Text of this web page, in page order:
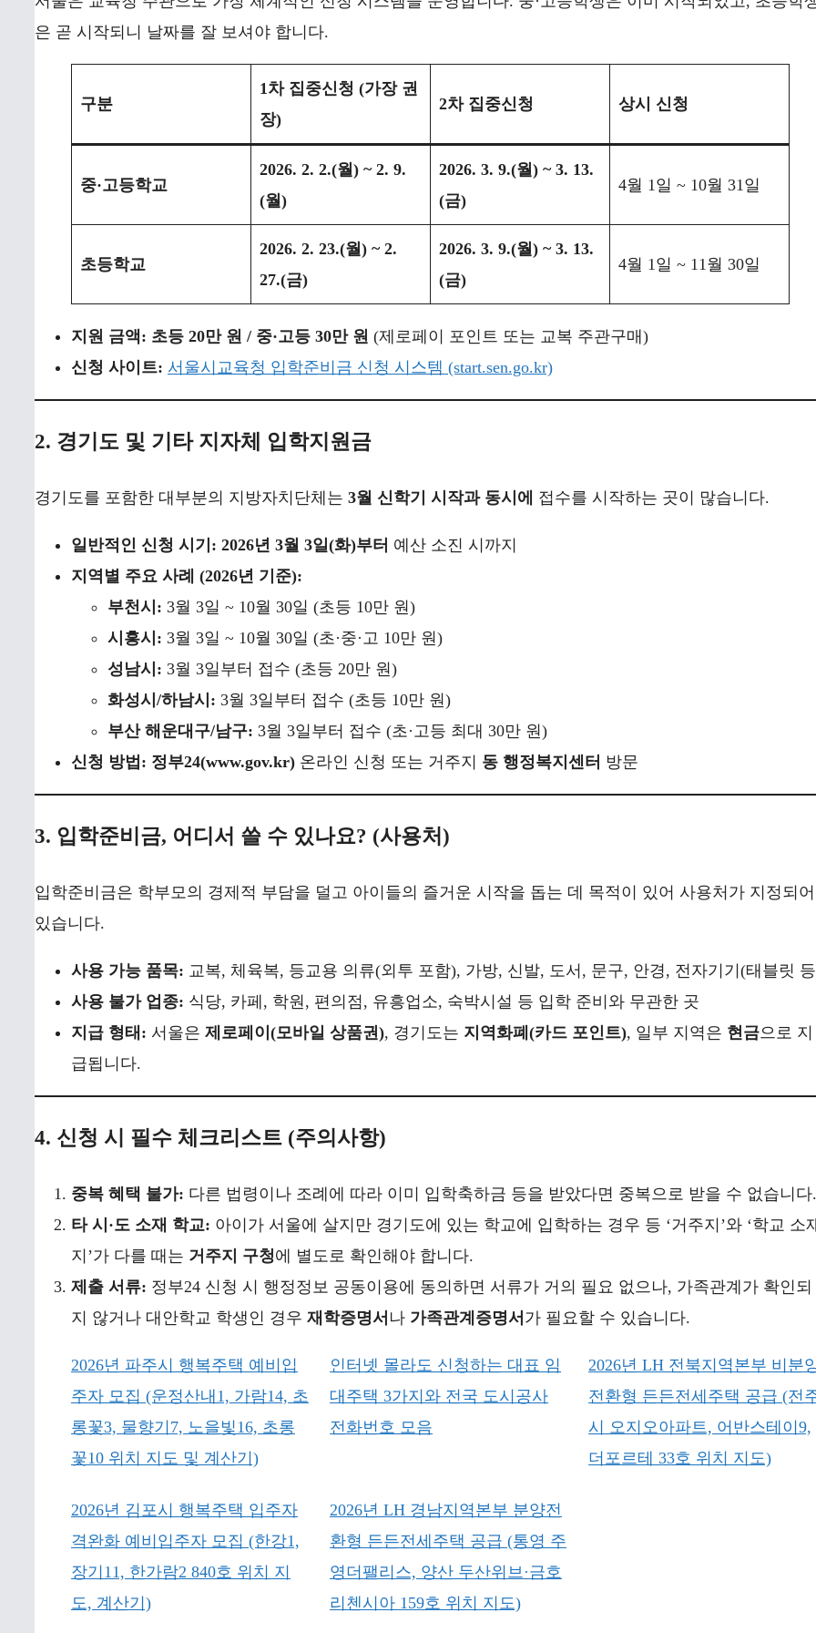
은 곧 시작되니 날짜를 잘 보셔야 합니다.
구분
1차 집중신청 (가장 권
장)
2차 집중신청 상시 신청
중·고등학교
2026. 2. 2.(월) ~ 2. 9.
(월)
2026. 3. 9.(월) ~ 3. 13.
(금)
4월 1일 ~ 10월 31일
초등학교
2026. 2. 23.(월) ~ 2.
27.(금)
2026. 3. 9.(월) ~ 3. 13.
(금)
4월 1일 ~ 11월 30일
지원 금액: 초등 20만 원 / 중·고등 30만 원 (제로페이 포인트 또는 교복 주관구매)
신청 사이트: 서울시교육청 입학준비금 신청 시스템 (start.sen.go.kr)
2. 경기도 및 기타 지자체 입학지원금
경기도를 포함한 대부분의 지방자치단체는 3월 신학기 시작과 동시에 접수를 시작하는 곳이 많습니다.
일반적인 신청 시기: 2026년 3월 3일(화)부터 예산 소진 시까지
지역별 주요 사례 (2026년 기준):
부천시: 3월 3일 ~ 10월 30일 (초등 10만 원)
시흥시: 3월 3일 ~ 10월 30일 (초·중·고 10만 원)
성남시: 3월 3일부터 접수 (초등 20만 원)
화성시/하남시: 3월 3일부터 접수 (초등 10만 원)
부산 해운대구/남구: 3월 3일부터 접수 (초·고등 최대 30만 원)
신청 방법: 정부24(www.gov.kr) 온라인 신청 또는 거주지 동 행정복지센터 방문
3. 입학준비금, 어디서 쓸 수 있나요? (사용처)
입학준비금은 학부모의 경제적 부담을 덜고 아이들의 즐거운 시작을 돕는 데 목적이 있어 사용처가 지정되어
있습니다.
사용 가능 품목: 교복, 체육복, 등교용 의류(외투 포함), 가방, 신발, 도서, 문구, 안경, 전자기기(태블릿
사용 불가 업종: 식당, 카페, 학원, 편의점, 유흥업소, 숙박시설 등 입학 준비와 무관한 곳
지급 형태: 서울은 제로페이(모바일 상품권), 경기도는 지역화폐(카드 포인트), 일부 지역은 현금으로 지
급됩니다.
4. 신청 시 필수 체크리스트 (주의사항)
중복 혜택 불가: 다른 법령이나 조례에 따라 이미 입학축하금 등을 받았다면 중복으로 받을 수 없습니다.
타 시·도 소재 학교: 아이가 서울에 살지만 경기도에 있는 학교에 입학하는 경우 등 ‘거주지’와 ‘학교 소
지’가 다를 때는 거주지 구청에 별도로 확인해야 합니다.
제출 서류: 정부24 신청 시 행정정보 공동이용에 동의하면 서류가 거의 필요 없으나, 가족관계가 확인되
지 않거나 대안학교 학생인 경우 재학증명서 나 가족관계증명서 가 필요할 수 있습니다.
2026년 파주시 행복주택 예비입
주자 모집 (운정산내1, 가람14, 초
롱꽃3, 물향기7, 노을빛16, 초롱
꽃10 위치 지도 및 계산기)
인터넷 몰라도 신청하는 대표 임
대주택 3가지와 전국 도시공사
전화번호 모음
2026년 LH 전북지역본부 비분
전환형 든든전세주택 공급 (전
시 오지오아파트, 어반스테이9,
더포르테 33호 위치 지도)
2026년 김포시 행복주택 입주자
격완화 예비입주자 모집 (한강1,
장기11, 한가람2 840호 위치 지
도, 계산기)
2026년 LH 경남지역본부 분양전
환형 든든전세주택 공급 (통영 주
영더팰리스, 양산 두산위브·금호
리첸시아 159호 위치 지도)